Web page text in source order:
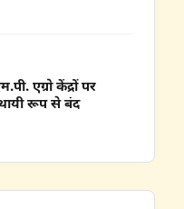
एग्रो केंद्रों पर
रूप से बंद